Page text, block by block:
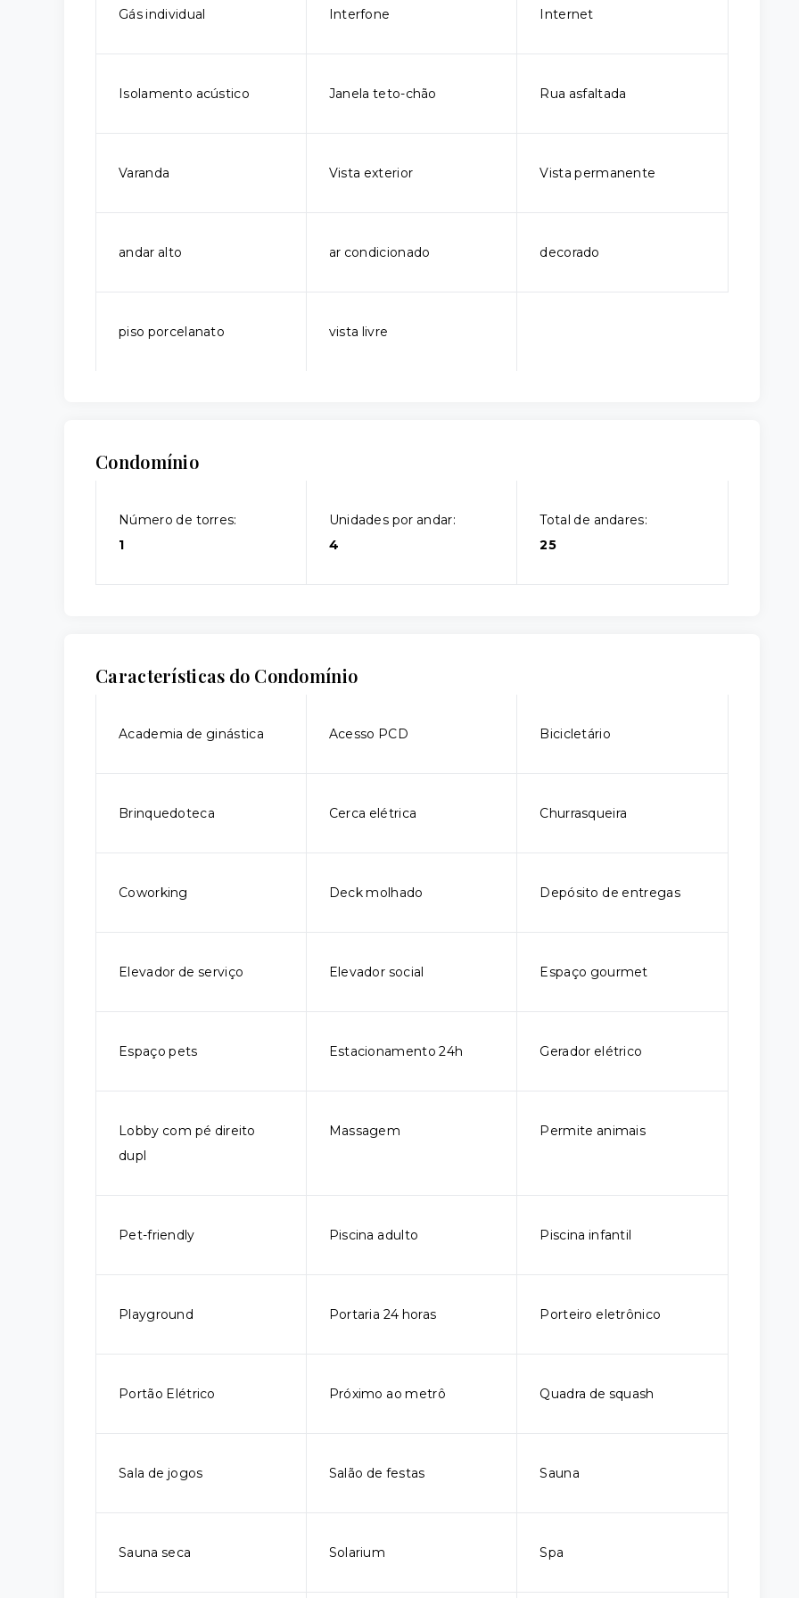
Gás individual Interfone Internet
Isolamento acústico Janela teto-chão Rua asfaltada
Varanda Vista exterior Vista permanente
andar alto ar condicionado decorado
piso porcelanato vista livre
Condomínio
Número de torres:
1
Unidades por andar:
4
Total de andares:
25
Características do Condomínio
Academia de ginástica Acesso PCD Bicicletário
Brinquedoteca Cerca elétrica Churrasqueira
Coworking Deck molhado Depósito de entregas
Elevador de serviço Elevador social Espaço gourmet
Espaço pets Estacionamento 24h Gerador elétrico
Lobby com pé direito
dupl
Massagem Permite animais
Pet-friendly Piscina adulto Piscina infantil
Playground Portaria 24 horas Porteiro eletrônico
Portão Elétrico Próximo ao metrô Quadra de squash
Sala de jogos Salão de festas Sauna
Sauna seca Solarium Spa